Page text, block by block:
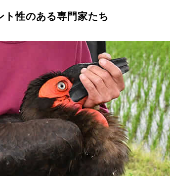
性のある専門家たち